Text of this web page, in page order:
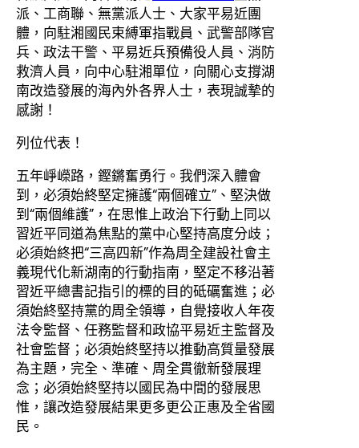
派、工商聯、無黨派人士、大家平易近團
體，向駐湘國民束縛軍指戰員、武警部隊官
兵、政法干警、平易近兵預備役人員、消防
救濟人員，向中心駐湘單位，向關心支撐湖
南改造發展的海內外各界人士，表現誠摯的
感謝！
列位代表！
五年崢嶸路，鏗鏘奮勇行。我們深入體會
到，必須始終堅定擁護“兩個確立”、堅決做
到“兩個維護”，在思惟上政治下行動上同以
習近平同道為焦點的黨中心堅持高度分歧；
必須始終把“三高四新”作為周全建設社會主
義現代化新湖南的行動指南，堅定不移沿著
習近平總書記指引的標的目的砥礪奮進；必
須始終堅持黨的周全領導，自覺接收人年夜
法令監督、任務監督和政協平易近主監督及
社會監督；必須始終堅持以推動高質量發展
為主題，完全、準確、周全貫徹新發展理
念；必須始終堅持以國民為中間的發展思
惟，讓改造發展結果更多更公正惠及全省國
民。